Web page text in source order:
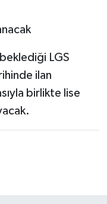
LGS
ilan
birlikte lise